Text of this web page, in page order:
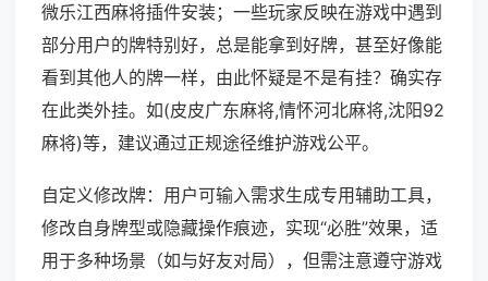
微乐江西麻将插件安装；一些玩家反映在游戏中遇到
部分用户的牌特别好，总是能拿到好牌，甚至好像能
看到其他人的牌一样，由此怀疑是不是有挂？确实存
在此类外挂。如(皮皮广东麻将,情怀河北麻将,沈阳92
麻将)等，建议通过正规途径维护游戏公平。
自定义修改牌：用户可输入需求生成专用辅助工具，
修改自身牌型或隐藏操作痕迹，实现“必胜”效果，适
用于多种场景（如与好友对局），但需注意遵守游戏